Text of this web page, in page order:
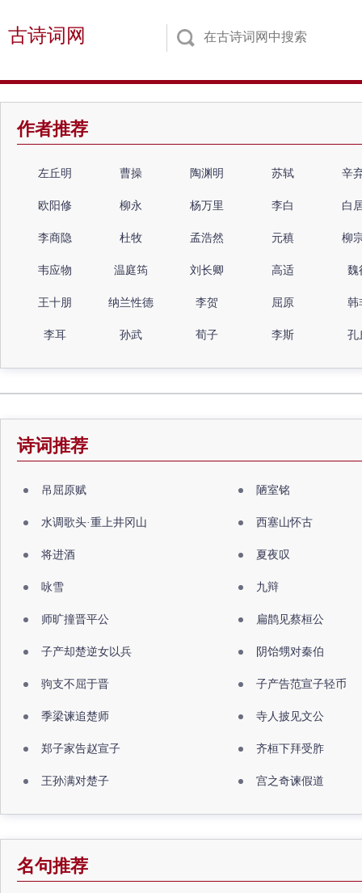
古诗词网
作者推荐
左丘明 曹操 陶渊明 苏轼 辛
欧阳修 柳永 杨万里 李白 白
李商隐 杜牧 孟浩然 元稹 柳
韦应物 温庭筠 刘长卿 高适 魏
王十朋 纳兰性德 李贺 屈原 韩
李耳 孙武 荀子 李斯 孔
诗词推荐
吊屈原赋 陋室铭
水调歌头·重上井冈山 西塞山怀古
将进酒 夏夜叹
咏雪 九辩
师旷撞晋平公 扁鹊见蔡桓公
子产却楚逆女以兵 阴饴甥对秦伯
驹支不屈于晋 子产告范宣子轻币
季梁谏追楚师 寺人披见文公
郑子家告赵宣子 齐桓下拜受胙
王孙满对楚子 宫之奇谏假道
名句推荐